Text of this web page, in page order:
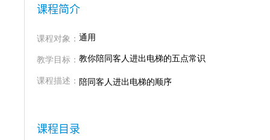
课程简介
课程对象： 通用
教学目标： 教你陪同客人进出电梯的五点常识
课程描述： 陪同客人进出电梯的顺序
课程目录